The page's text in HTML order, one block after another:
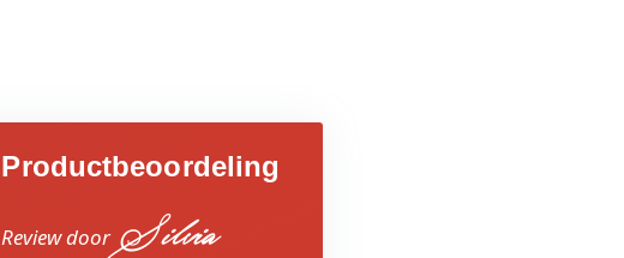
Productbeoordeling
Review door